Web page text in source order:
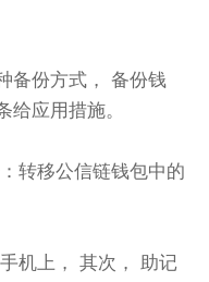
备份方式， 备份钱
给应用措施。
转移公信链钱包中的
机上， 其次， 助记